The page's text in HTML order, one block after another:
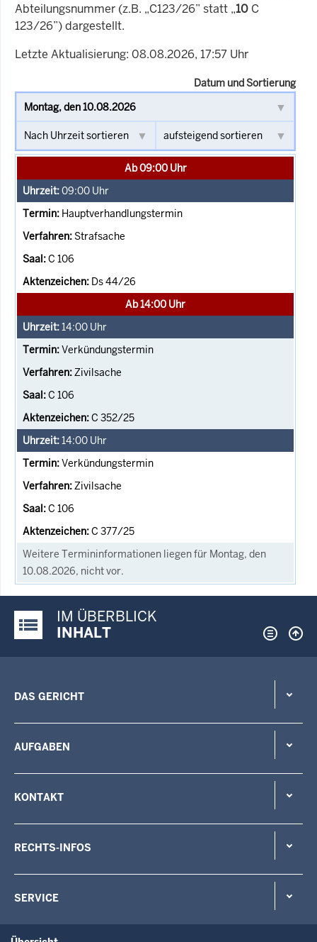
Abteilungsnummer (z.B. „C123/26” statt „10 C
123/26”) dargestellt.
Letzte Aktualisierung: 08.08.2026, 17:57 Uhr
Datum und Sortierung
Ab 09:00 Uhr
09:00 Uhr
Hauptverhandlungstermin
Strafsache
C 106
Ds 44/26
Ab 14:00 Uhr
14:00 Uhr
Verkündungstermin
Zivilsache
C 106
C 352/25
14:00 Uhr
Verkündungstermin
Zivilsache
C 106
C 377/25
Weitere Termininformationen liegen für Montag, den
10.08.2026, nicht vor.
Justiz-Portal im Überblick:
IM ÜBERBLICK
INHALT
DAS GERICHT
AUFGABEN
KONTAKT
RECHTS-INFOS
SERVICE